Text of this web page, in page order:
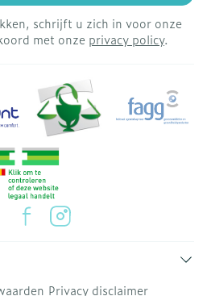
schrijft u zich in voor onze
met onze privacy policy.
Privacy disclaimer